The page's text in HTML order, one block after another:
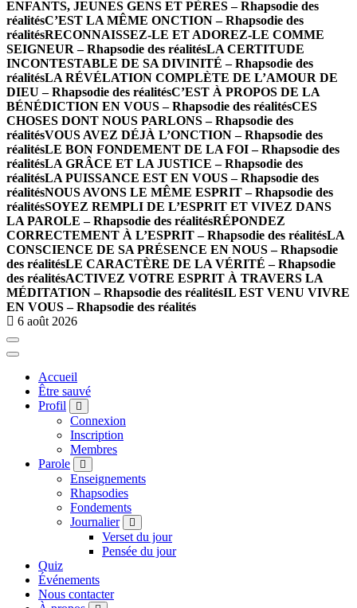
ENFANTS, JEUNES GENS ET PÈRES – Rhapsodie des
réalitésC’EST LA MÊME ONCTION – Rhapsodie des
réalitésRECONNAISSEZ-LE ET ADOREZ-LE COMME
SEIGNEUR – Rhapsodie des réalitésLA CERTITUDE
INCONTESTABLE DE SA DIVINITÉ – Rhapsodie des
réalitésLA RÉVÉLATION COMPLÈTE DE L’AMOUR DE
DIEU – Rhapsodie des réalitésC’EST À PROPOS DE LA
BÉNÉDICTION EN VOUS – Rhapsodie des réalitésCES
CHOSES DONT NOUS PARLONS – Rhapsodie des
réalitésVOUS AVEZ DÉJÀ L’ONCTION – Rhapsodie des
réalitésLE BON FONDEMENT DE LA FOI – Rhapsodie des
réalitésLA GRÂCE ET LA JUSTICE – Rhapsodie des
réalitésLA PUISSANCE EST EN VOUS – Rhapsodie des
réalitésNOUS AVONS LE MÊME ESPRIT – Rhapsodie des
réalitésSOYEZ REMPLI DE L’ESPRIT ET VIVEZ DANS
LA PAROLE – Rhapsodie des réalitésRÉPONDEZ
CORRECTEMENT À L’ESPRIT – Rhapsodie des réalitésLA
CONSCIENCE DE SA PRÉSENCE EN NOUS – Rhapsodie
des réalitésLE CARACTÈRE DE LA VÉRITÉ – Rhapsodie
des réalitésACTIVEZ VOTRE ESPRIT À TRAVERS LA
MÉDITATION – Rhapsodie des réalitésIL EST VENU VIVRE
EN VOUS – Rhapsodie des réalités
6 août 2026
Accueil
Être sauvé
Profil
Connexion
Inscription
Membres
Parole
Enseignements
Rhapsodies
Fondements
Journalier
Verset du jour
Pensée du jour
Quiz
Événements
Nous contacter